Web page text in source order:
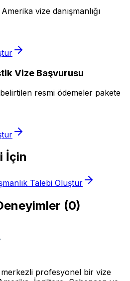
vize danışmanlığı
Vize Başvurusu
resmi ödemeler pakete
İçin
Talebi Oluştur
(0)
profesyonel bir vize